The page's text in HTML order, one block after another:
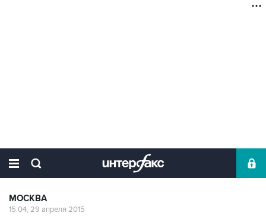
МОСКВА
15:04, 29 апреля 2015